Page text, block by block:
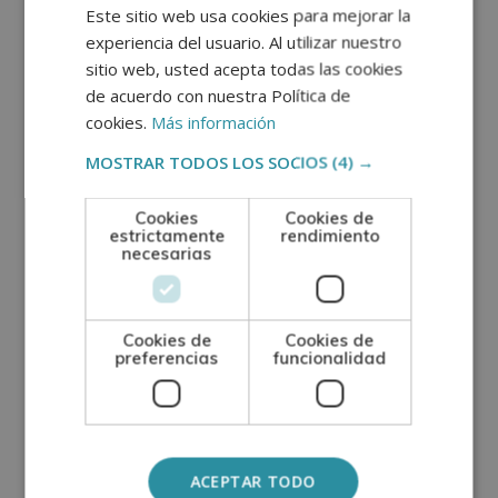
La expansión de la investigación oncológica y los
avances terapéuticos generan una gran demanda
de especialistas con formación avanzada que
combine conocimientos clínicos y científicos,
facilitando el desarrollo de su carrera profesional
y la contribución al progreso del sector sanitario.
Proceso de
admisión paso a
paso
acceso al campus virtual
, donde
Este sitio web usa cookies para mejorar la
experiencia del usuario. Al utilizar nuestro
sitio web, usted acepta todas las cookies
de acuerdo con nuestra Política de
cookies. Más información
MOSTRAR TODOS LOS SOCIOS (4) →
Cookies
estrictamente
necesarias
Cookies de
rendimiento
Cookies de
preferencias
Cookies de
funcionalidad
ACEPTAR TODO